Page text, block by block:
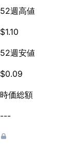
52週高値
$1.10
52週安値
$0.09
時価総額
---